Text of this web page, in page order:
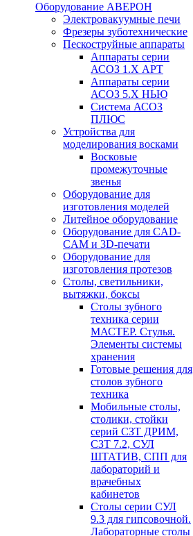
Оборудование АВЕРОН
Электровакуумные печи
Фрезеры зуботехнические
Пескоструйные аппараты
Аппараты серии
АСОЗ 1.Х АРТ
Аппараты серии
АСОЗ 5.Х НЬЮ
Система АСОЗ
ПЛЮС
Устройства для
моделирования восками
Восковые
промежуточные
звенья
Оборудование для
изготовления моделей
Литейное оборудование
Оборудование для CAD-
CAM и 3D-печати
Оборудование для
изготовления протезов
Cтолы, светильники,
вытяжки, боксы
Столы зубного
техника серии
МАСТЕР. Стулья.
Элементы системы
хранения
Готовые решения для
столов зубного
техника
Мобильные столы,
столики, стойки
серий СЗТ ДРИМ,
СЗТ 7.2, СУЛ
ШТАТИВ, СПП для
лабораторий и
врачебных
кабинетов
Столы серии СУЛ
9.3 для гипсовочной.
Лабораторные столы